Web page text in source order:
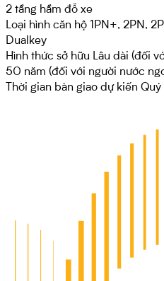
2 tầng hầm đỗ xe
Loại hình căn hộ 1PN+, 2PN,
Dualkey
Hình thức sở hữu Lâu dài (đối
50 năm (đối với người nước
Thời gian bàn giao dự kiến